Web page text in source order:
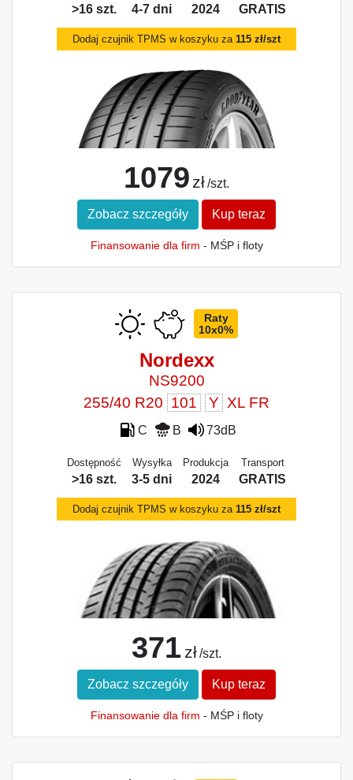
>16 szt. 4-7 dni 2024 GRATIS
Dodaj czujnik TPMS w koszyku za 115 zł/szt
1079 zł/szt.
Zobacz szczegóły Kup teraz
Finansowanie dla firm - MŚP i floty
Raty
10x0%
Nordexx
NS9200
255/40 R20 101 Y XL FR
C B 73dB
Dostępność
>16 szt.
Wysyłka
3-5 dni
Produkcja
2024
Transport
GRATIS
Dodaj czujnik TPMS w koszyku za 115 zł/szt
371 zł /szt.
Zobacz szczegóły Kup teraz
Finansowanie dla firm - MŚP i floty